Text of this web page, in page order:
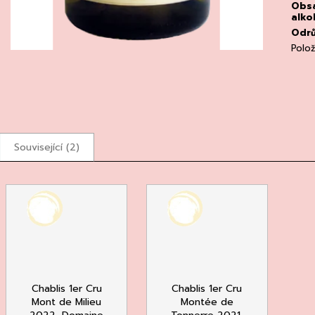
Související (2)
Chablis 1er Cru
Mont de Milieu
Chablis 1er Cru
Montée de